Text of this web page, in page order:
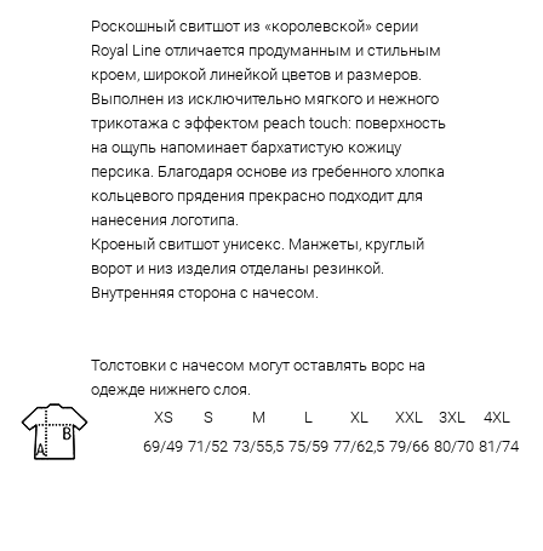
Роскошный свитшот из «королевской» серии
Royal Line отличается продуманным и стильным
кроем, широкой линейкой цветов и размеров.
Выполнен из исключительно мягкого и нежного
трикотажа с эффектом peach touch: поверхность
на ощупь напоминает бархатистую кожицу
персика. Благодаря основе из гребенного хлопка
кольцевого прядения прекрасно подходит для
нанесения логотипа.
Кроеный свитшот унисекс. Манжеты, круглый
ворот и низ изделия отделаны резинкой.
Внутренняя сторона с начесом.
Толстовки с начесом могут оставлять ворс на
одежде нижнего слоя.
XS
S M L XL XXL 3XL
4XL
69/49 71/52 73/55,5 75/59 77/62,5 79/66 80/70 81/74